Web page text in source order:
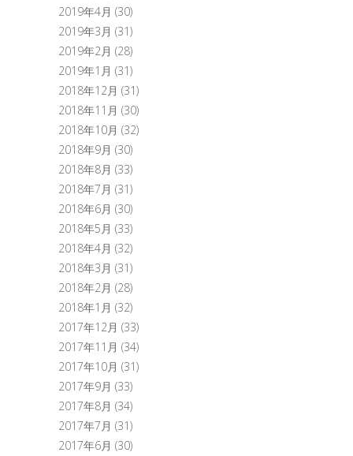
2019年4月 (30)
2019年3月 (31)
2019年2月 (28)
2019年1月 (31)
2018年12月 (31)
2018年11月 (30)
2018年10月 (32)
2018年9月 (30)
2018年8月 (33)
2018年7月 (31)
2018年6月 (30)
2018年5月 (33)
2018年4月 (32)
2018年3月 (31)
2018年2月 (28)
2018年1月 (32)
2017年12月 (33)
2017年11月 (34)
2017年10月 (31)
2017年9月 (33)
2017年8月 (34)
2017年7月 (31)
2017年6月 (30)